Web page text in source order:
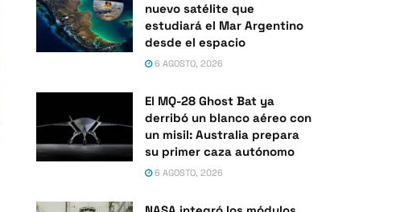
nuevo satélite que
estudiará el Mar Argentino
desde el espacio
6 AGOSTO, 2026
El MQ-28 Ghost Bat ya
derribó un blanco aéreo con
un misil: Australia prepara
su primer caza autónomo
6 AGOSTO, 2026